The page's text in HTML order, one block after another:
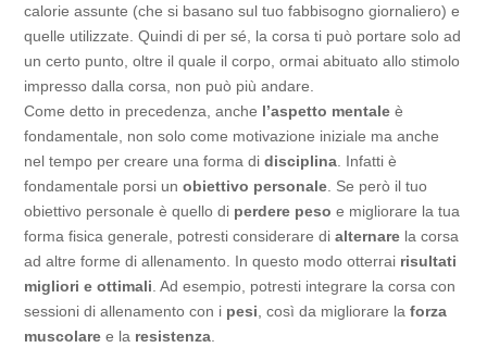
calorie assunte (che si basano sul tuo fabbisogno giornaliero) e
quelle utilizzate. Quindi di per sé, la corsa ti può portare solo ad
un certo punto, oltre il quale il corpo, ormai abituato allo stimolo
impresso dalla corsa, non può più andare.
Come detto in precedenza, anche l’aspetto mentale è
fondamentale, non solo come motivazione iniziale ma anche
nel tempo per creare una forma didisciplina . Infatti è
fondamentale porsi unobiettivo personale . Se però il tuo
obiettivo personale è quello di perdere peso e migliorare la tua
forma fisica generale, potresti considerare dialternare la corsa
ad altre forme di allenamento. In questo modo otterrai risultati
migliori e ottimali . Ad esempio, potresti integrare la corsa con
sessioni di allenamento con i pesi , così da migliorare laforza
muscolare e la resistenza